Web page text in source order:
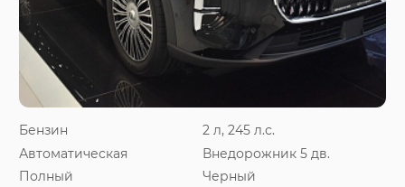
Бензин
2 л, 245 л.с.
Автоматическая
Внедорожник 5 дв.
Полный
Черный